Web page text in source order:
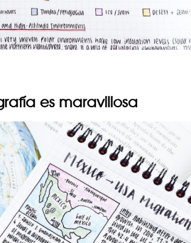
es maravillosa